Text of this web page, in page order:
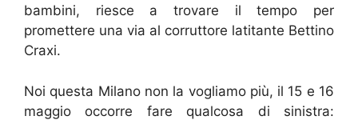
bambini, riesce a trovare il tempo per
promettere una via al corruttore latitante Bettino
Craxi.
Noi questa Milano non la vogliamo più, il 15 e 16
maggio occorre fare qualcosa di sinistra: